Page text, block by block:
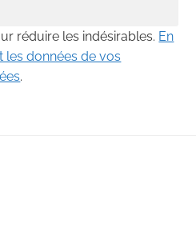
réduire les indésirables. En
données de vos
.